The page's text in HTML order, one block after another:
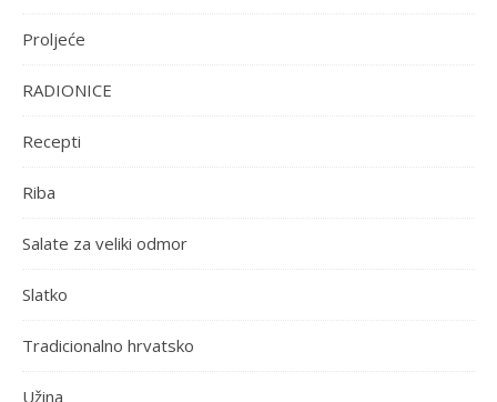
Proljeće
RADIONICE
Recepti
Riba
Salate za veliki odmor
Slatko
Tradicionalno hrvatsko
Užina